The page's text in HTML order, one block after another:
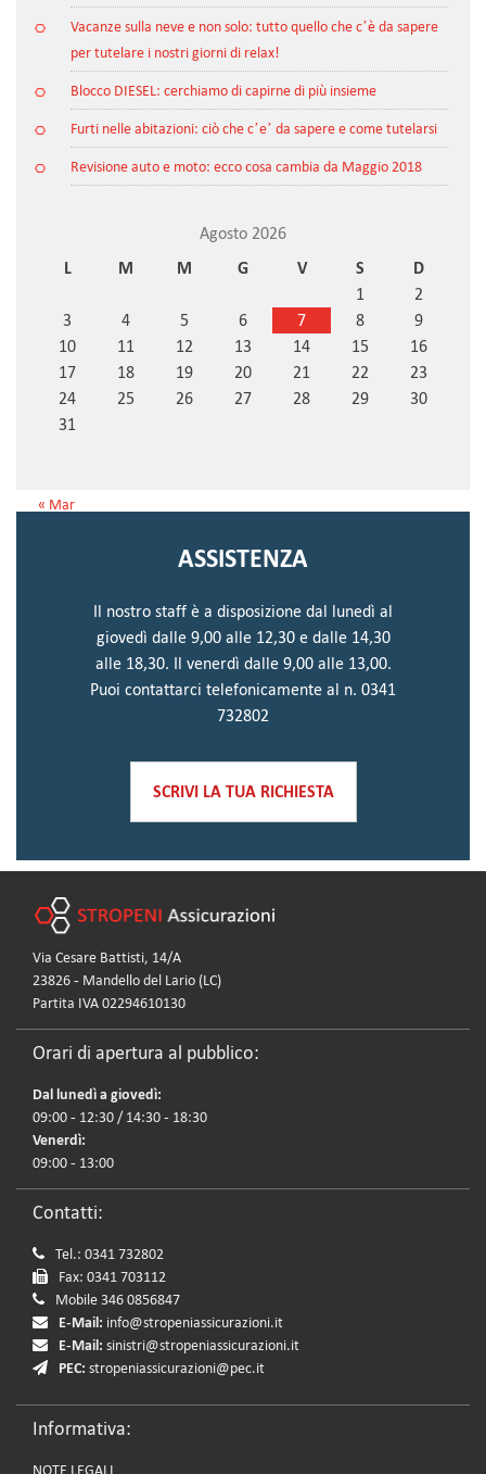
Vacanze sulla neve e non solo: tutto quello che c’è da sapere
per tutelare i nostri giorni di relax!
Blocco DIESEL: cerchiamo di capirne di più insieme
Furti nelle abitazioni: ciò che c’e’ da sapere e come tutelarsi
Revisione auto e moto: ecco cosa cambia da Maggio 2018
Agosto 2026
L
M M G V S
D
1
2
3
4 5 6 7 8
9
10
11 12 13 14 15
16
17
18 19 20 21 22
23
24
25 26 27 28 29
30
31
« Mar
ASSISTENZA
Il nostro staff è a disposizione dal lunedì al
giovedì dalle 9,00 alle 12,30 e dalle 14,30
alle 18,30. Il venerdì dalle 9,00 alle 13,00.
Puoi contattarci telefonicamente al n. 0341
732802
SCRIVI LA TUA RICHIESTA
Via Cesare Battisti, 14/A
23826 - Mandello del Lario (LC)
Partita IVA 02294610130
Orari di apertura al pubblico:
Dal lunedì a giovedì:
09:00 - 12:30 / 14:30 - 18:30
Venerdì:
09:00 - 13:00
Contatti:
Tel.: 0341 732802
Fax: 0341 703112
Mobile 346 0856847
E-Mail: info@stropeniassicurazioni.it
E-Mail: sinistri@stropeniassicurazioni.it
PEC: stropeniassicurazioni@pec.it
Informativa: